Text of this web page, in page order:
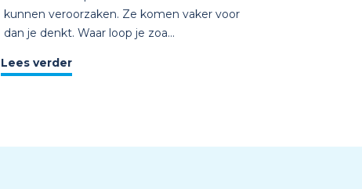
kunnen veroorzaken. Ze komen vaker voor
dan je denkt. Waar loop je zoa...
Lees verder